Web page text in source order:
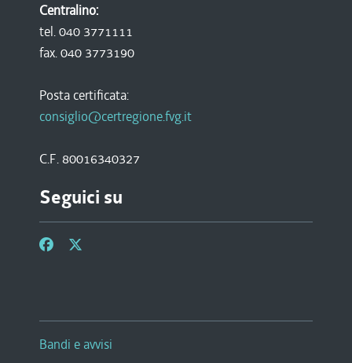
Centralino:
tel. 040 3771111
fax. 040 3773190
Posta certificata:
consiglio@certregione.fvg.it
C.F. 80016340327
Seguici su
Bandi e avvisi